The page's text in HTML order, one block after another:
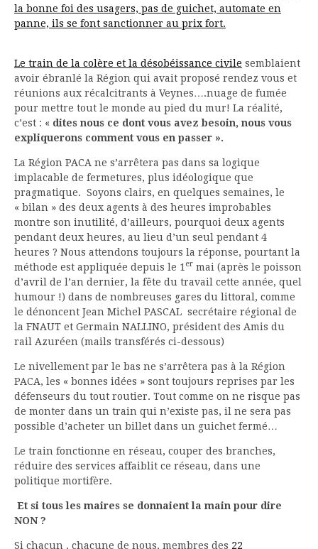
la bonne foi des usagers, pas de guichet, automate en
panne, ils se font sanctionner au prix fort.
Le train de la colère et la désobéissance civile semblaient
avoir ébranlé la Région qui avait proposé rendez vous et
réunions aux récalcitrants à Veynes….nuage de fumée
pour mettre tout le monde au pied du mur! La réalité,
c’est : « dites nous ce dont vous avez besoin, nous vous
expliquerons comment vous en passer ».
La Région PACA ne s’arrêtera pas dans sa logique
implacable de fermetures, plus idéologique que
pragmatique. Soyons clairs, en quelques semaines, le
« bilan » des deux agents à des heures improbables
montre son inutilité, d’ailleurs, pourquoi deux agents
pendant deux heures, au lieu d’un seul pendant 4
heures ? Nous attendons toujours la réponse, pourtant la
méthode est appliquée depuis le 1 er mai (après le poisson
d’avril de l’an dernier, la fête du travail cette année, quel
humour !) dans de nombreuses gares du littoral, comme
le dénoncent Jean Michel PASCAL secrétaire régional de
la FNAUT et Germain NALLINO, président des Amis du
rail Azuréen (mails transférés ci-dessous)
Le nivellement par le bas ne s’arrêtera pas à la Région
PACA, les « bonnes idées » sont toujours reprises par les
défenseurs du tout routier. Tout comme on ne risque pas
de monter dans un train qui n’existe pas, il ne sera pas
possible d’acheter un billet dans un guichet fermé…
Le train fonctionne en réseau, couper des branches,
réduire des services affaiblit ce réseau, dans une
politique mortifère.
Et si tous les maires se donnaient la main pour dire
NON ?
Si chacun , chacune de nous, membres des 22